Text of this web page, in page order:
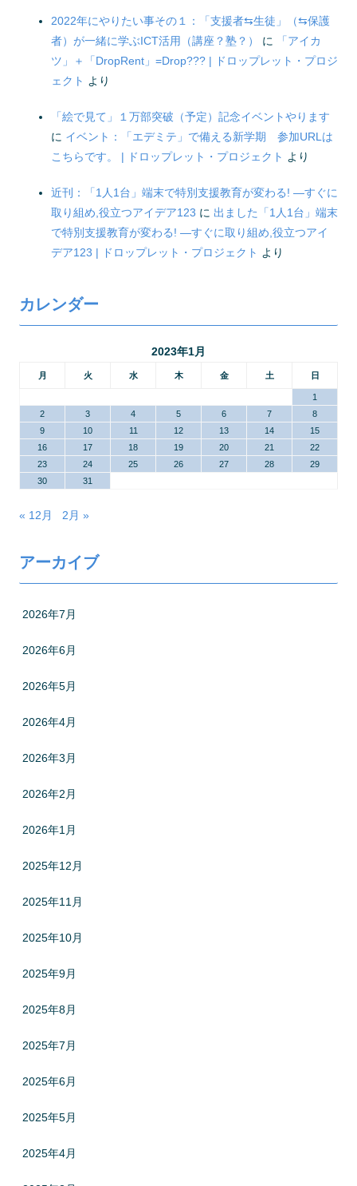
2022年にやりたい事その１：「支援者⇆生徒」（⇆保護
者）が一緒に学ぶICT活用（講座？塾？）
に
「アイカ
ツ」＋「DropRent」=Drop??? | ドロップレット・プロジ
ェクト より
「絵で見て」１万部突破（予定）記念イベントやります
に イベント：「エデミテ」で備える新学期 参加URLは
こちらです。 | ドロップレット・プロジェクト より
近刊：「1人1台」端末で特別支援教育が変わる! ―すぐに
取り組め,役立つアイデア123 に 出ました「1人1台」端末
で特別支援教育が変わる! ―すぐに取り組め,役立つアイ
デア123 | ドロップレット・プロジェクト より
カレンダー
2023年1月
月 火 水 木 金 土 日
1
2
3 4 5 6 7
8
9
10 11 12 13 14
15
16
17 18 19 20 21
22
23
24 25 26 27 28
29
30
31
« 12月 2月 »
アーカイブ
2026年7月
2026年6月
2026年5月
2026年4月
2026年3月
2026年2月
2026年1月
2025年12月
2025年11月
2025年10月
2025年9月
2025年8月
2025年7月
2025年6月
2025年5月
2025年4月